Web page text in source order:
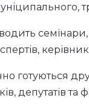
готуються
депутатів та